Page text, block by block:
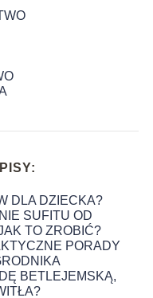
DLA DZIECKA?
SUFITU OD
TO ZROBIĆ?
PORADY
BETLEJEMSKĄ,